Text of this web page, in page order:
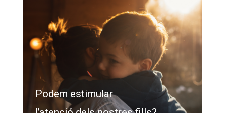
Podem estimular